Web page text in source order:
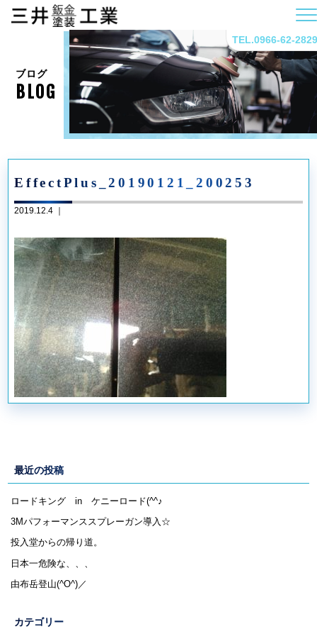
TEL.0966-62-2829
ブログ
BLOG
EffectPlus_20190121_200253
2019.12.4 ｜
最近の投稿
ロードキング in ケニーロード(^^♪
3Mパフォーマンススプレーガン導入☆
投入堂からの帰り道。
日本一危険な、、、
由布岳登山(^O^)／
カテゴリー